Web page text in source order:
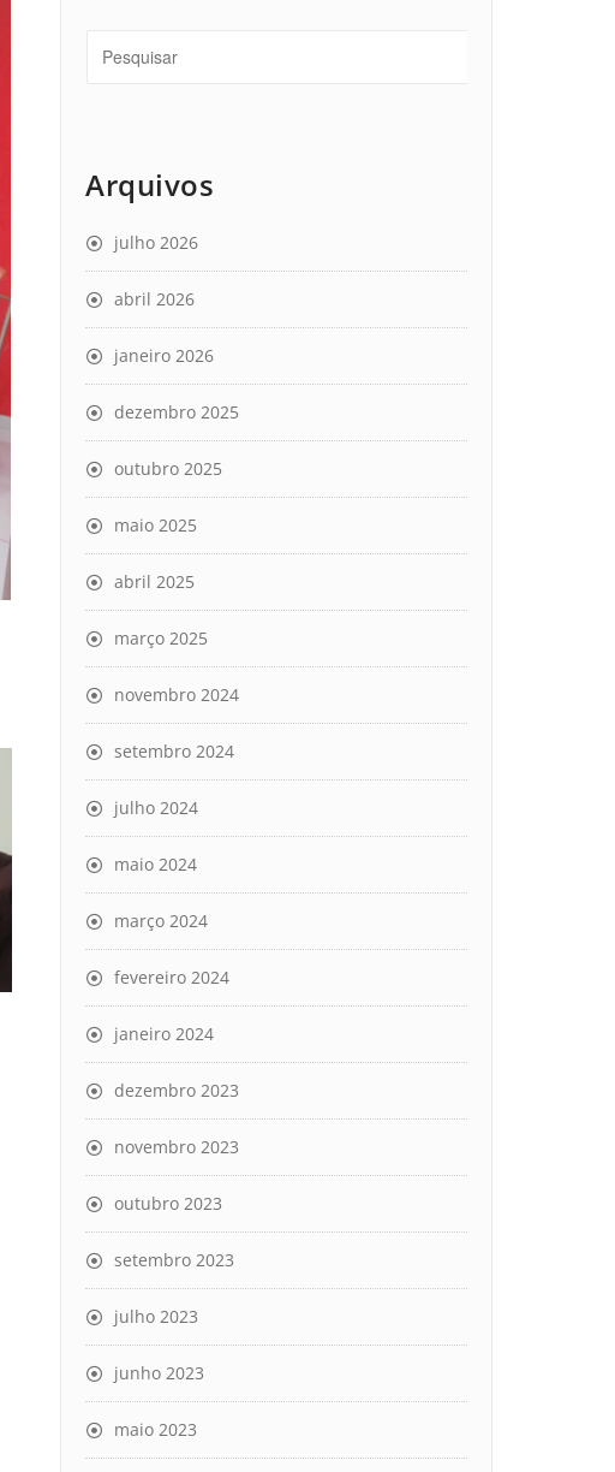
Arquivos
julho 2026
abril 2026
janeiro 2026
dezembro 2025
outubro 2025
maio 2025
abril 2025
março 2025
novembro 2024
setembro 2024
julho 2024
maio 2024
março 2024
fevereiro 2024
janeiro 2024
dezembro 2023
novembro 2023
outubro 2023
setembro 2023
julho 2023
junho 2023
maio 2023